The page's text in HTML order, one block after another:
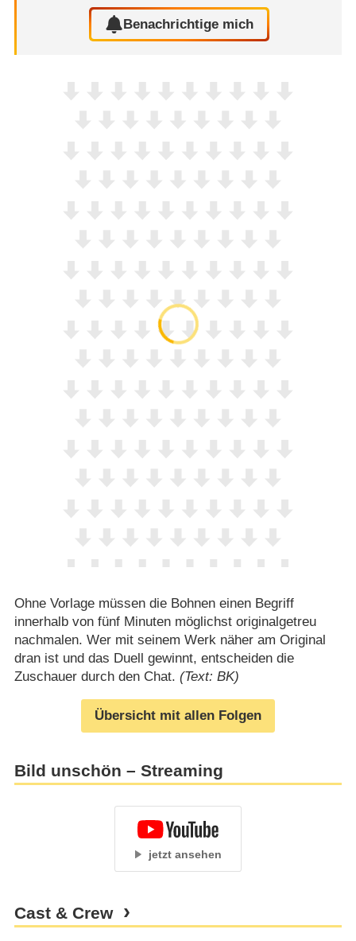
Benachrichtige mich
Ohne Vorlage müssen die Bohnen einen Begriff
innerhalb von fünf Minuten möglichst originalgetreu
nachmalen. Wer mit seinem Werk näher am Original
dran ist und das Duell gewinnt, entscheiden die
Zuschauer durch den Chat. (Text: BK)
Übersicht mit allen Folgen
Bild unschön – Streaming
jetzt ansehen
Cast & Crew